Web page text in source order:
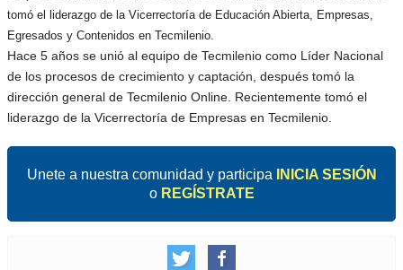
tomó el liderazgo de la Vicerrectoría de Educación Abierta, Empresas,
Egresados y Contenidos en Tecmilenio.
Hace 5 años se unió al equipo de Tecmilenio como Líder Nacional
de los procesos de crecimiento y captación, después tomó la
dirección general de Tecmilenio Online. Recientemente tomó el
liderazgo de la Vicerrectoría de Empresas en Tecmilenio.
Unete a nuestra comunidad y participa
INICIA SESIÓN
o REGÍSTRATE